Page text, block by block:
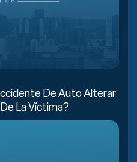
De Auto Alterar
La Víctima?